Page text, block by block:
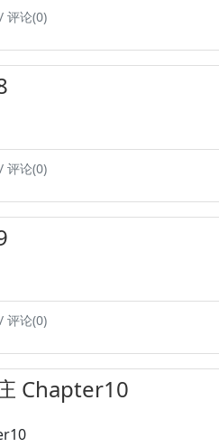
评论(0)
评论(0)
评论(0)
Chapter10